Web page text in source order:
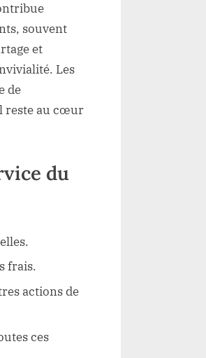
souvent
et
Les
de
reste au cœur
du
frais.
actions de
ces